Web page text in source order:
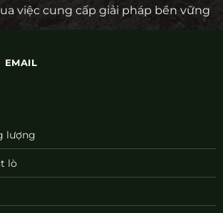
việc cung cấp giải pháp bền vững
EMAIL
lượng
lò